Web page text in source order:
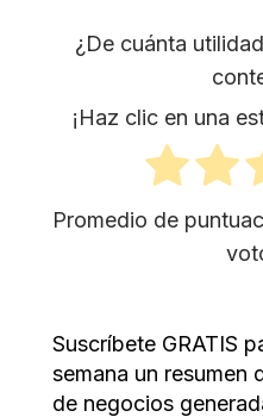
¿De cuánta
¡Haz clic en una
Promedio de
Suscríbete GRATIS
semana un resumen
de negocios